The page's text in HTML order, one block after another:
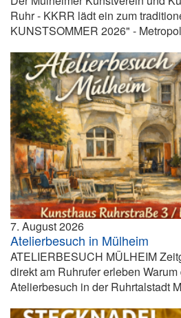
Ruhr - KKRR lädt ein zum
KUNSTSOMMER 2026" -
7. August 2026
Atelierbesuch in Mülheim
ATELIERBESUCH MÜLHEIM
direkt am Ruhrufer erleben
Atelierbesuch in der Ruhrtalstadt